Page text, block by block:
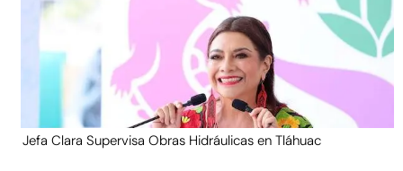
Jefa Clara Supervisa Obras Hidráulicas en Tláhuac